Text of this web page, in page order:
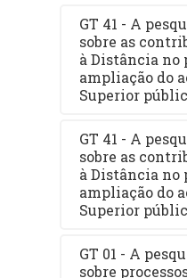
GT 41 - A
sobre as
à Distância no
ampliação do
Superior
GT 41 - A
sobre as
à Distância no
ampliação do
Superior
GT 01 - A
sobre